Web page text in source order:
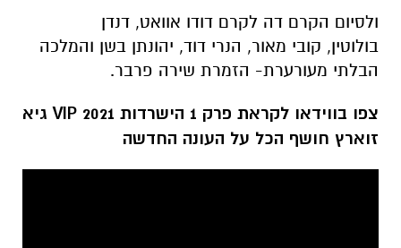
ולסיום הקרם דה לקרם דודו אוואט, דנדן
בולוטין, קובי מאור, הנרי דוד, יהונתן בשן והמלכה
הבלתי מעורערת- הזמרת שירה פרבר.
צפו בווידאו לקראת פרק 1 הישרדות 2021 VIP גיא
זוארץ חושף הכל על העונה החדשה